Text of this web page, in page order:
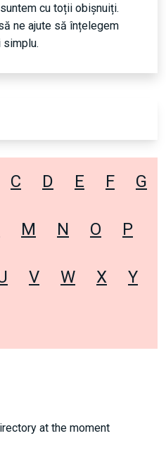
cu toții obișnuiți.
ne ajute să înțelegem
C D E F G
M N O P
V W X Y
at the moment